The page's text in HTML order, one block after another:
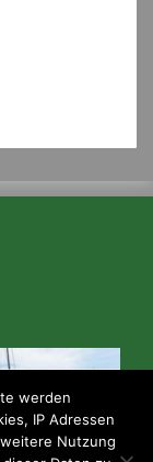
werden
IP Adressen
Nutzung